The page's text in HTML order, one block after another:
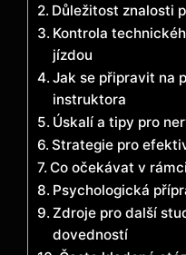
Důležitost znalosti
Kontrola
jízdou
Jak se připravit na
instruktora
Úskalí a tipy pro
Strategie pro
Co očekávat v
Psychologická
Zdroje pro další
dovedností